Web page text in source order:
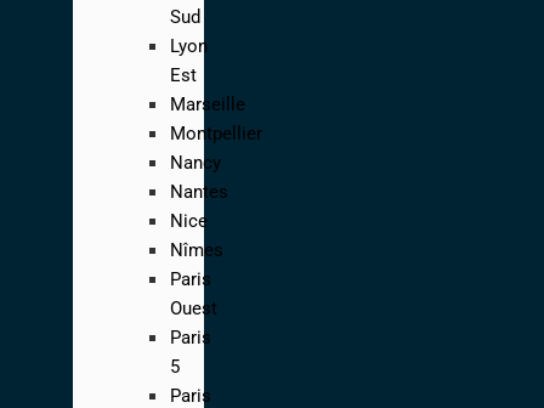
Sud
Lyon
Est
Marseille
Montpellier
Nancy
Nantes
Nice
Nîmes
Paris
Ouest
Paris
5
Paris